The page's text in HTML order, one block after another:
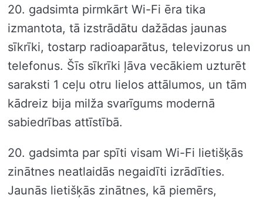
20. gadsimta pirmkārt Wi-Fi ēra tika
izmantota, tā izstrādātu dažādas jaunas
sīkrīki, tostarp radioaparātus, televizorus un
telefonus. Šīs sīkrīki ļāva vecākiem uzturēt
saraksti 1 ceļu otru lielos attālumos, un tām
kādreiz bija milža svarīgums modernā
sabiedrības attīstībā.
20. gadsimta par spīti visam Wi-Fi lietišķās
zinātnes neatlaidās negaidīti izrādīties.
Jaunās lietišķās zinātnes, kā piemērs,